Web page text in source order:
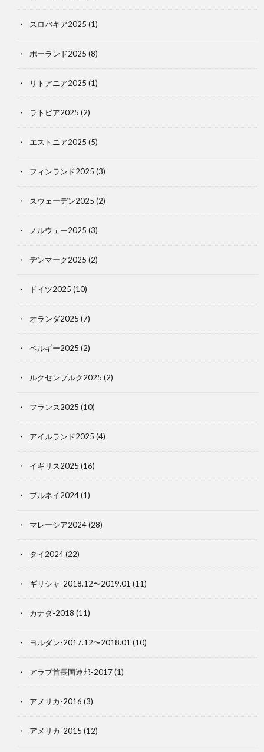
スロバキア2025 (1)
ポーランド2025 (8)
リトアニア2025 (1)
ラトビア2025 (2)
エストニア2025 (5)
フィンランド2025 (3)
スウェーデン2025 (2)
ノルウェー2025 (3)
デンマーク2025 (2)
ドイツ2025 (10)
オランダ2025 (7)
ベルギー2025 (2)
ルクセンブルク2025 (2)
フランス2025 (10)
アイルランド2025 (4)
イギリス2025 (16)
ブルネイ2024(1)
マレーシア2024(28)
タイ2024(22)
ギリシャ-2018.12〜2019.01 (11)
カナダ-2018 (11)
ヨルダン-2017.12〜2018.01 (10)
アラブ首長国連邦-2017(1)
アメリカ-2016 (3)
アメリカ-2015 (12)